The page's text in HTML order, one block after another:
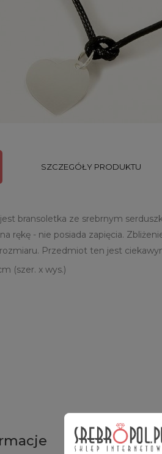
SZCZEGÓŁY PRODUKTU
bransoletka ze srebrnym
rękę - nie posiada zapięcia.
Przedmiot ten jest
(szer. x wys.)